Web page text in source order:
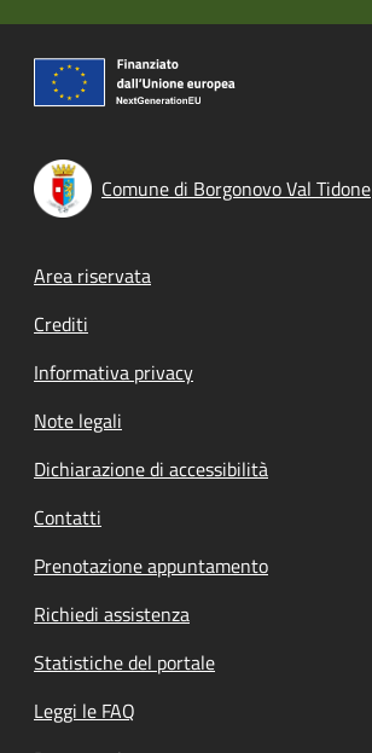
Comune di Borgonovo Val Tidone
Footer menu
Area riservata
Crediti
Informativa privacy
Note legali
Dichiarazione di accessibilità
Contatti
Prenotazione appuntamento
Richiedi assistenza
Statistiche del portale
Leggi le FAQ